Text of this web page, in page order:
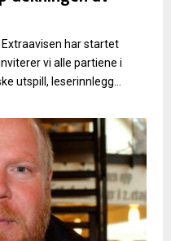
har startet
vi alle partiene i
utspill, leserinnlegg...